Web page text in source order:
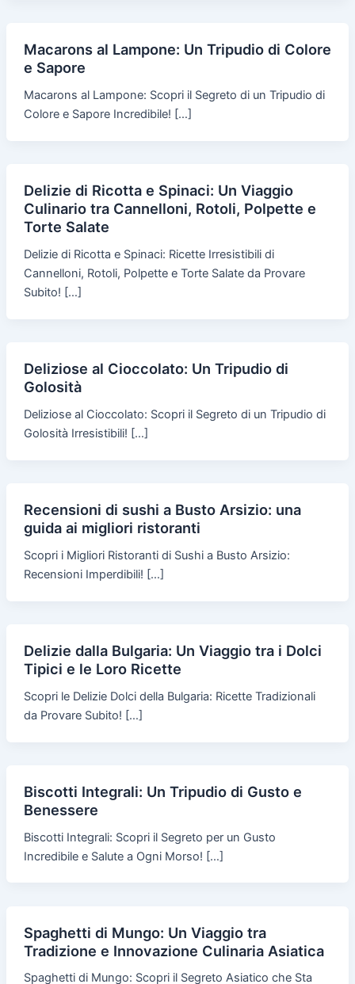
Macarons al Lampone: Un Tripudio di Colore
e Sapore
Macarons al Lampone: Scopri il Segreto di un Tripudio di
Colore e Sapore Incredibile! […]
Delizie di Ricotta e Spinaci: Un Viaggio
Culinario tra Cannelloni, Rotoli, Polpette e
Torte Salate
Delizie di Ricotta e Spinaci: Ricette Irresistibili di
Cannelloni, Rotoli, Polpette e Torte Salate da Provare
Subito! […]
Deliziose al Cioccolato: Un Tripudio di
Golosità
Deliziose al Cioccolato: Scopri il Segreto di un Tripudio di
Golosità Irresistibili! […]
Recensioni di sushi a Busto Arsizio: una
guida ai migliori ristoranti
Scopri i Migliori Ristoranti di Sushi a Busto Arsizio:
Recensioni Imperdibili! […]
Delizie dalla Bulgaria: Un Viaggio tra i Dolci
Tipici e le Loro Ricette
Scopri le Delizie Dolci della Bulgaria: Ricette Tradizionali
da Provare Subito! […]
Biscotti Integrali: Un Tripudio di Gusto e
Benessere
Biscotti Integrali: Scopri il Segreto per un Gusto
Incredibile e Salute a Ogni Morso! […]
Spaghetti di Mungo: Un Viaggio tra
Tradizione e Innovazione Culinaria Asiatica
Spaghetti di Mungo: Scopri il Segreto Asiatico che Sta